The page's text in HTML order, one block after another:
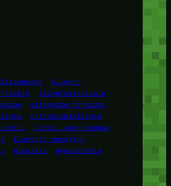
Allegro
allegroNieDziala
allegroZwrotPaczki
coZrobićNaAllegro
Części samochodowe
Elementy mocujące
Wieszaki
Wyposażenie